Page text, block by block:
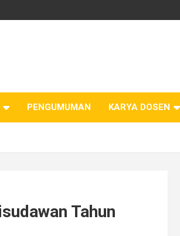
PENGUMUMAN KARYA DOSEN
Tahun